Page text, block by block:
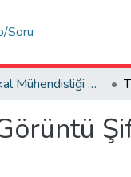
Soru
Biyomedikal Mühendisliği Bölümü